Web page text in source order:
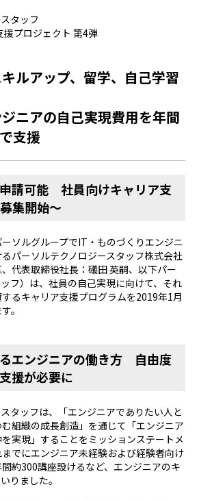
タッフ
プロジェクト 第4弾
ルアップ、留学、自己学習
ニアの自己実現費用を年間
支援
請可能 社員向けキャリア支
集開始～
ソルグループでIT・ものづくりエンジニ
パーソルテクノロジースタッフ株式会社
、代表取締役社長：礒田 英嗣、以下パー
フ）は、社員の自己実現に向けて、それ
るキャリア支援プログラムを2019年1月
。
エンジニアの働き方 自由度
援が必要に
タッフは、「エンジニアでありたい人と
組織の成長創造」を通じて「エンジニア
実現」することをミッションステートメ
でにエンジニア未経験および経験者向け
約300講座設けるなど、エンジニアのキ
りました。